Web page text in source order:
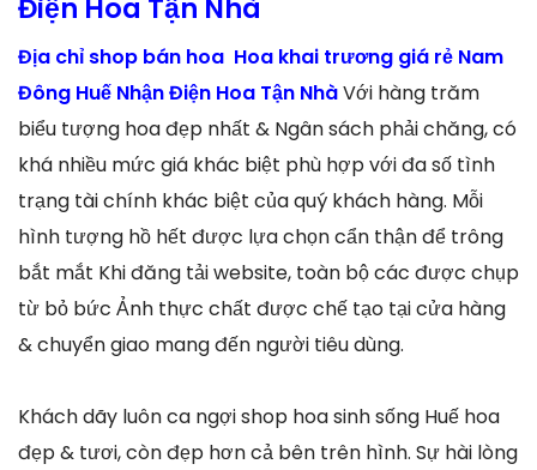
Điện Hoa Tận Nhà
Địa chỉ shop bán hoa Hoa khai trương giá rẻ Nam
Đông Huế Nhận Điện Hoa Tận NhàVới hàng trăm
biểu tượng hoa đẹp nhất & Ngân sách phải chăng, có
khá nhiều mức giá khác biệt phù hợp với đa số tình
trạng tài chính khác biệt của quý khách hàng. Mỗi
hình tượng hồ hết được lựa chọn cẩn thận để trông
bắt mắt Khi đăng tải website, toàn bộ các được chụp
từ bỏ bức Ảnh thực chất được chế tạo tại cửa hàng
& chuyển giao mang đến người tiêu dùng.
Khách dãy luôn ca ngợi shop hoa sinh sống Huế hoa
đẹp & tươi, còn đẹp hơn cả bên trên hình. Sự hài lòng